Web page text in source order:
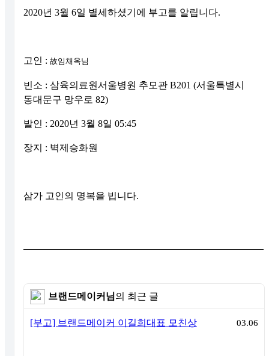
2020년 3월 6일 별세하셨기에 부고를 알립니다.
고인 : 故임채옥님
빈소 : 삼육의료원서울병원 추모관 B201 (서울특별시
동대문구 망우로 82)
발인 : 2020년 3월 8일 05:45
장지 : 벽제승화원
삼가 고인의 명복을 빕니다.
브랜드메이커님의 최근 글
[부고] 브랜드메이커 이길희대표 모친상 03.06